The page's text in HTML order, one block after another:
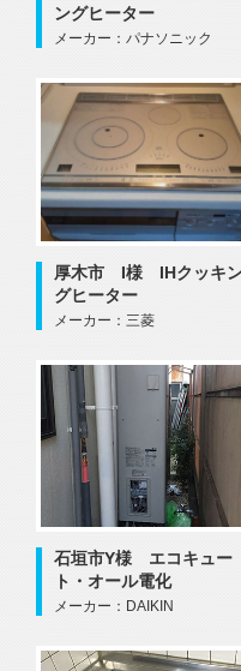
ングヒーター
メーカー：パナソニック
厚木市 I様 IHクッキ
グヒーター
メーカー：三菱
石垣市Y様 エコキュー
ト・オール電化
メーカー：DAIKIN